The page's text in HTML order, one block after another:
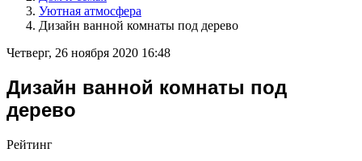
Уютная атмосфера
Дизайн ванной комнаты под дерево
Четверг, 26 ноября 2020 16:48
Дизайн ванной комнаты под
дерево
Рейтинг